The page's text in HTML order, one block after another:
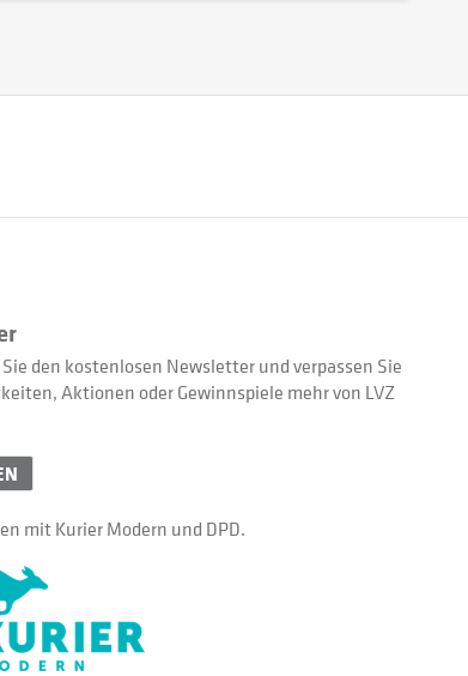
den kostenlosen Newsletter und verpassen Sie
Aktionen oder Gewinnspiele mehr von LVZ
mit Kurier Modern und DPD.